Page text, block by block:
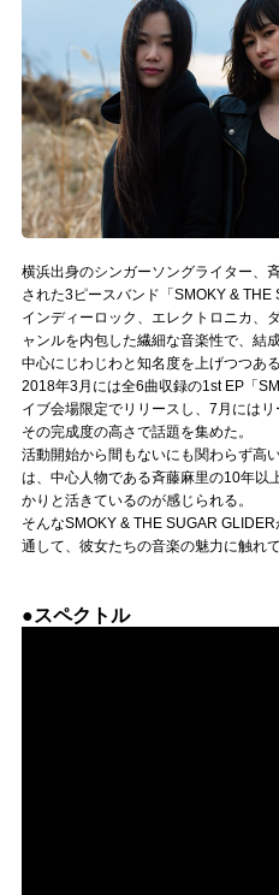
muevoクラウドファンディン
muevoコミュニティ
ぶいクラ！by muevo
ぶいコミュ！by muevo
ぶいマガ！ by muevo
Follow us
Official SNS
横浜出身のシンガーソングライター、
された3ピースバンド「SMOKY & THE
インディーロック、エレクトロニカ、
ャンルを内包した繊細な音楽性で、結
中心にじわじわと知名度を上げつつあ
2018年3月には全6曲収録の1st EP「
イブ会場限定でリリースし、7月には
その完成度の高さで話題を集めた。
活動開始から間もないにも関わらず高
は、中心人物である斉藤麻里の10年以
かりと活きているのが感じられる。
そんなSMOKY & THE SUGAR
通して、彼女たちの音楽の魅力に触れて
●スペクトル